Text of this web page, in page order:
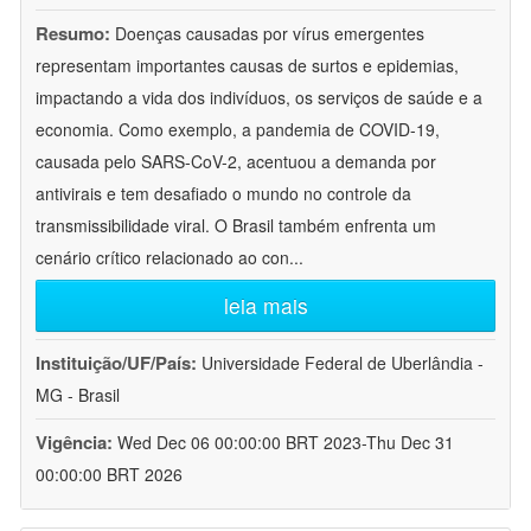
Resumo: Doenças causadas por vírus emergentes
representam importantes causas de surtos e epidemias,
impactando a vida dos indivíduos, os serviços de saúde e a
economia. Como exemplo, a pandemia de COVID-19,
causada pelo SARS-CoV-2, acentuou a demanda por
antivirais e tem desafiado o mundo no controle da
transmissibilidade viral. O Brasil também enfrenta um
cenário crítico relacionado ao con...
leia mais
Instituição/UF/País: Universidade Federal de Uberlândia -
MG - Brasil
Vigência: Wed Dec 06 00:00:00 BRT 2023-Thu Dec 31
00:00:00 BRT 2026